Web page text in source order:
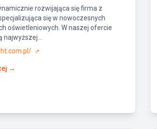
rozwijająca się firma z
się w nowoczesnych
oświetleniowych. W naszej ofercie
najwyższej...
↗
→